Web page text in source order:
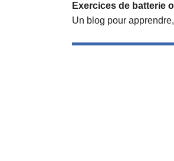
Exercices de batterie
Un blog pour